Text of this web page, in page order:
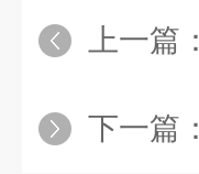
上一篇：
下一篇：